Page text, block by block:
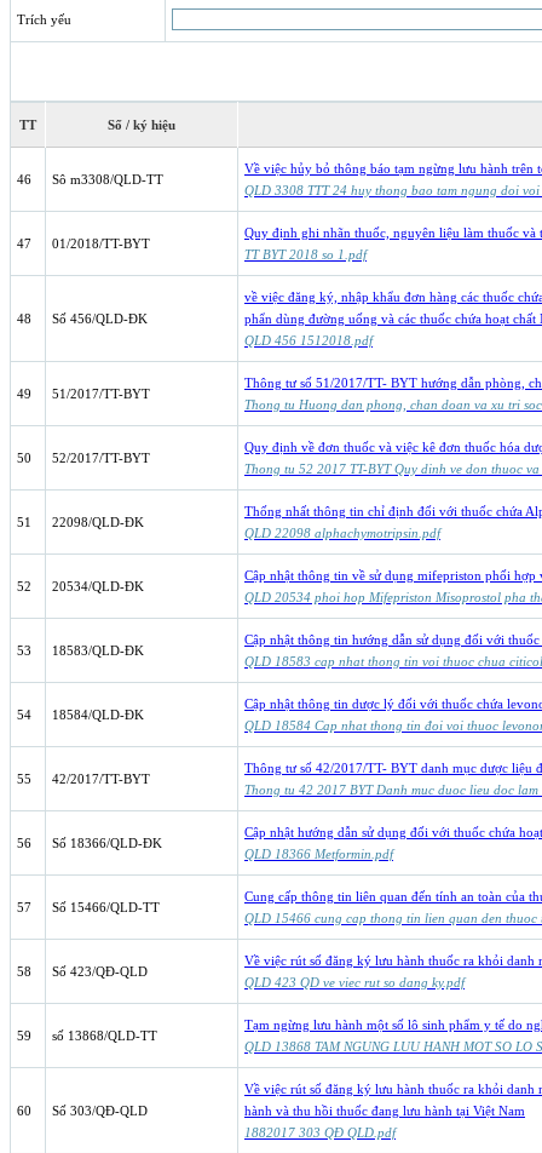
Trích yếu
TT Số / ký hiệu
46 Sô m3308/QLD-TT
Về việc hủy bỏ thông báo tạm ngừng lưu hành
QLD 3308 TTT 24 huy thong bao tam ngung doi
47 01/2018/TT-BYT
Quy định ghi nhãn thuốc, nguyên liệu làm thuốc và
TT BYT 2018 so 1.pdf
48 Số 456/QLD-ĐK
về việc đăng ký, nhập khẩu đơn hàng các thuốc
phẩn dùng đường uống và các thuốc chứa hoạt
QLD 456 1512018.pdf
49 51/2017/TT-BYT
Thông tư số 51/2017/TT- BYT hướng dẫn phòng,
Thong tu Huong dan phong, chan doan va xu tri
50 52/2017/TT-BYT
Quy định về đơn thuốc và việc kê đơn thuốc hóa
Thong tu 52 2017 TT-BYT Quy dinh ve don thuoc
51 22098/QLD-ĐK
Thống nhất thông tin chỉ định đối với thuốc chứa
QLD 22098 alphachymotripsin.pdf
52 20534/QLD-ĐK
Cập nhật thông tin về sử dụng mifepriston phối hợp
QLD 20534 phoi hop Mifepriston Misoprostol pha
53 18583/QLD-ĐK
Cập nhật thông tin hướng dẫn sử dụng đối với
QLD 18583 cap nhat thong tin voi thuoc chua
54 18584/QLD-ĐK
Cập nhật thông tin dược lý đối với thuốc chứa
QLD 18584 Cap nhat thong tin đoi voi thuoc
55 42/2017/TT-BYT
Thông tư số 42/2017/TT- BYT danh mục dược liệu
Thong tu 42 2017 BYT Danh muc duoc lieu doc lam
56 Số 18366/QLD-ĐK
Cập nhật hướng dẫn sử dụng đối với thuốc chứa
QLD 18366 Metformin.pdf
57 Số 15466/QLD-TT
Cung cấp thông tin liên quan đến tính an toàn của
QLD 15466 cung cap thong tin lien quan den
58 Số 423/QĐ-QLD
Về việc rút số đăng ký lưu hành thuốc ra khỏi danh
QLD 423 QD ve viec rut so dang ky.pdf
59 số 13868/QLD-TT
Tạm ngừng lưu hành một số lô sinh phẩm y tế do
QLD 13868 TAM NGUNG LUU HANH MOT SO
60 Số 303/QĐ-QLD
Về việc rút số đăng ký lưu hành thuốc ra khỏi
hành và thu hồi thuốc đang lưu hành tại Việt Nam
1882017 303 QĐ QLD.pdf